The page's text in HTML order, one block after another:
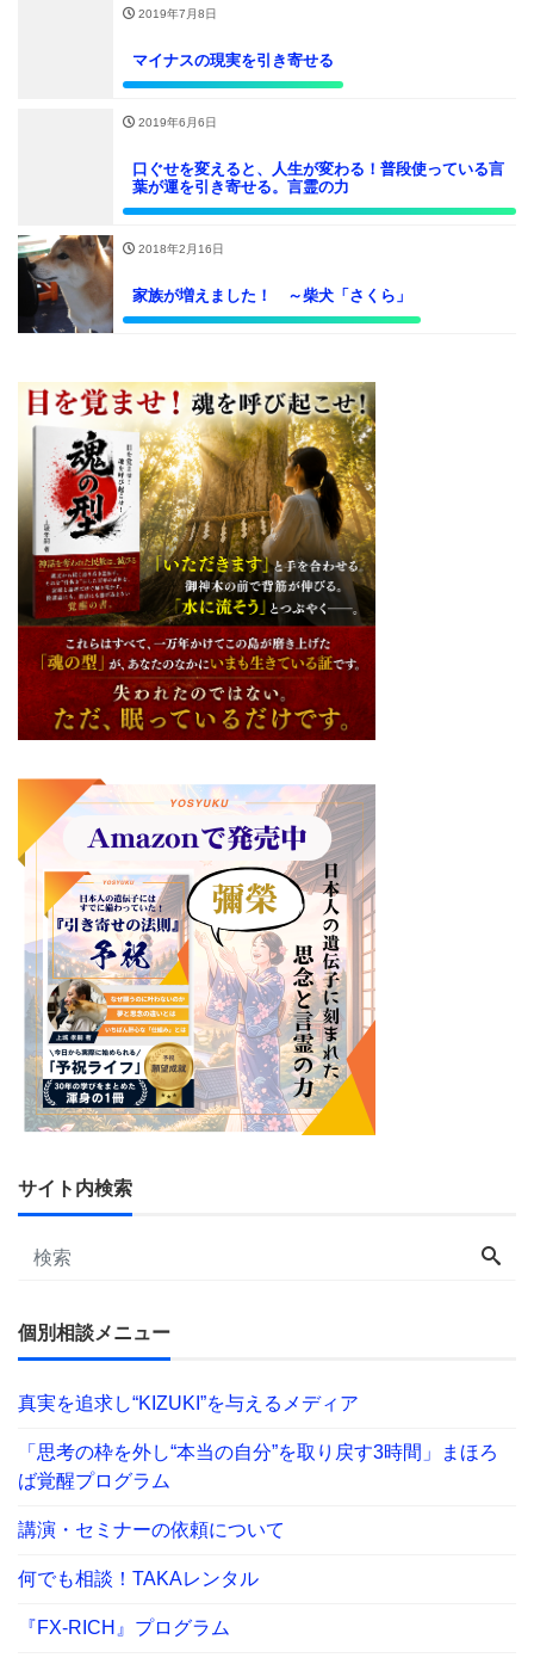
2019年7月8日
マイナスの現実を引き寄せる
2019年6月6日
口ぐせを変えると、人生が変わる！普段使っている言
葉が運を引き寄せる。言霊の力
2018年2月16日
家族が増えました！ ～柴犬「さくら」
サイト内検索
個別相談メニュー
真実を追求し“KIZUKI”を与えるメディア
「思考の枠を外し“本当の自分”を取り戻す3時間」まほろ
ば覚醒プログラム
講演・セミナーの依頼について
何でも相談！TAKAレンタル
『FX-RICH』プログラム